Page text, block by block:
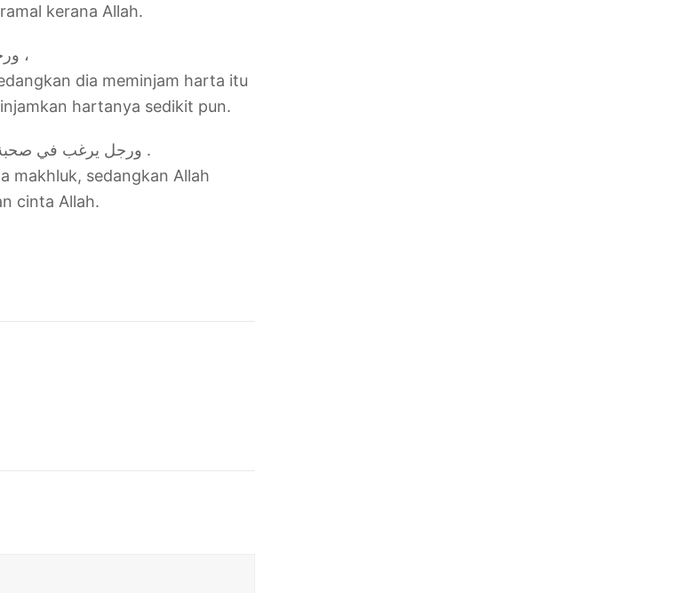
kerana Allah.
ورجل يبخل بماله وربه يستقرضه منه فلا يقرضه منه شيئاً ،
dia meminjam harta itu
hartanya sedikit pun.
ورجل يرغب في صحبة المخلوقين ومودتهم ، والله يدعوه إلى صحبته ومودته .
makhluk, sedangkan Allah
cinta Allah.